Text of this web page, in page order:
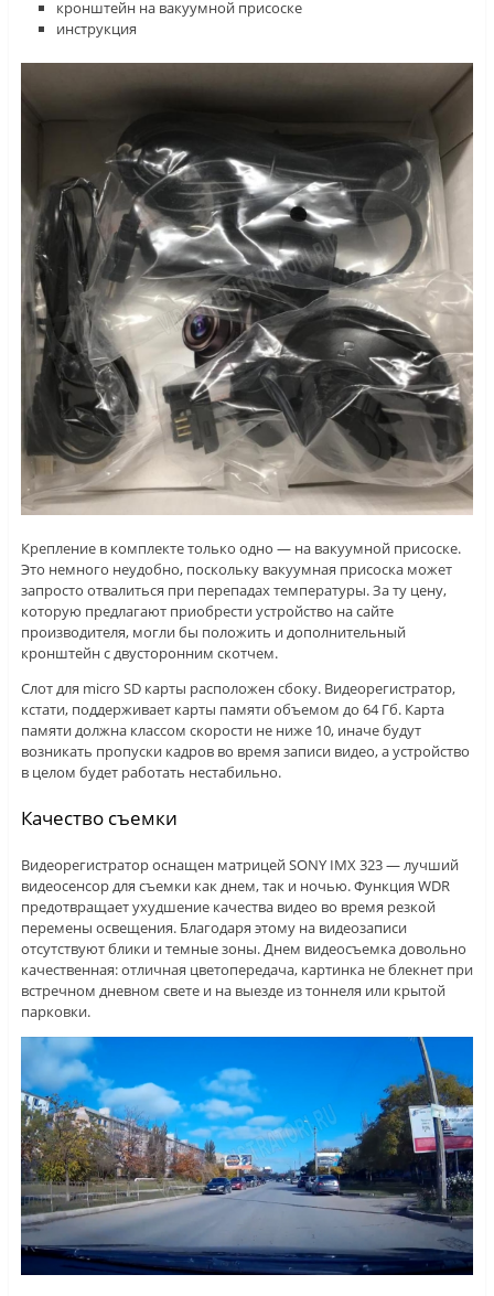
кронштейн на вакуумной присоске
инструкция
Крепление в комплекте только одно — на вакуумной присоске.
Это немного неудобно, поскольку вакуумная присоска может
запросто отвалиться при перепадах температуры. За ту цену,
которую предлагают приобрести устройство на сайте
производителя, могли бы положить и дополнительный
кронштейн с двусторонним скотчем.
Слот для micro SD карты расположен сбоку. Видеорегистратор,
кстати, поддерживает карты памяти объемом до 64 Гб. Карта
памяти должна классом скорости не ниже 10, иначе будут
возникать пропуски кадров во время записи видео, а устройство
в целом будет работать нестабильно.
Качество съемки
Видеорегистратор оснащен матрицей SONY IMX 323 — лучший
видеосенсор для съемки как днем, так и ночью. Функция WDR
предотвращает ухудшение качества видео во время резкой
перемены освещения. Благодаря этому на видеозаписи
отсутствуют блики и темные зоны. Днем видеосъемка довольно
качественная: отличная цветопередача, картинка не блекнет при
встречном дневном свете и на выезде из тоннеля или крытой
парковки.